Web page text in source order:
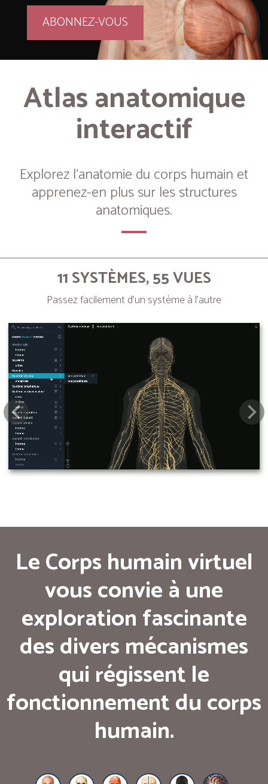
ABONNEZ-VOUS
Atlas anatomique
interactif
Explorez l’anatomie du corps humain et
apprenez-en plus sur les structures
anatomiques.
11 SYSTÈMES, 55 VUES
Passez facilement d’un système à l’autre
Next
Le Corps humain virtuel
vous convie à une
exploration fascinante
des divers mécanismes
qui régissent le
fonctionnement du corps
humain.